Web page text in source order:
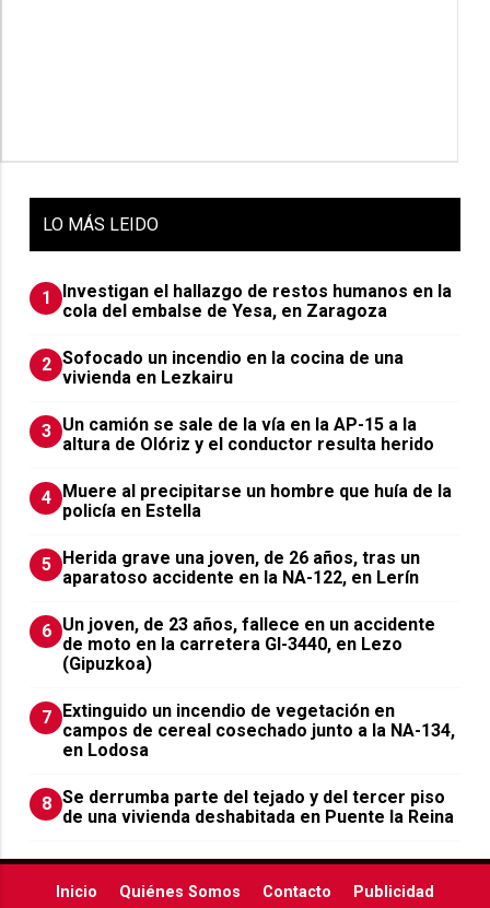
LO MÁS LEIDO
1
Investigan el hallazgo de restos humanos en la
cola del embalse de Yesa, en Zaragoza
2 Sofocado un incendio en la cocina de una
vivienda en Lezkairu
3 Un camión se sale de la vía en la AP-15 a la
altura de Olóriz y el conductor resulta herido
4
Muere al precipitarse un hombre que huía de la
policía en Estella
5
Herida grave una joven, de 26 años, tras un
aparatoso accidente en la NA-122, en Lerín
6 Un joven, de 23 años, fallece en un accidente
de moto en la carretera GI-3440, en Lezo
(Gipuzkoa)
7
Extinguido un incendio de vegetación en
campos de cereal cosechado junto a la NA-134,
en Lodosa
8 Se derrumba parte del tejado y del tercer piso
de una vivienda deshabitada en Puente la Reina
Inicio Quiénes Somos Contacto
Publicidad